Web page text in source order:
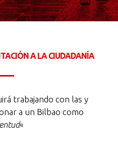
A LA CIUDADANÍA
trabajando con las y
a un Bilbao como
«